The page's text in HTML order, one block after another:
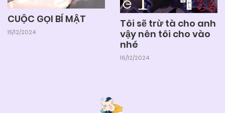
Chapter 21 04/06/2025
CUỘC GỌI BÍ MẬT
15/12/2024
Tôi sẽ trừ tà cho anh
vậy nên tôi cho vào
nhé
16/12/2024